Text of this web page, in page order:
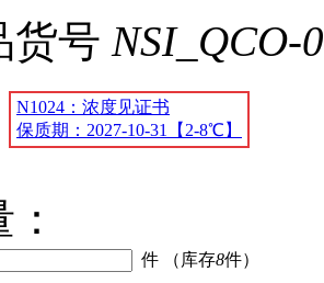
货号 NSI_QCO-
N1024：浓度见证书
保质期：2027-10-31【2-8℃】
件 （库存8件）